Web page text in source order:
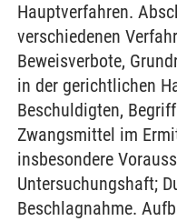
Hauptverfahren.
verschiedenen
Beweisverbote,
in der gerichtlichen
Beschuldigten,
Zwangsmittel im
insbesondere
Untersuchungshaft;
Beschlagnahme.